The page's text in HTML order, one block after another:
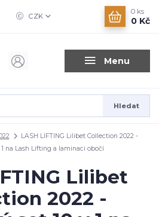
Menu
CZK
Hledat
0 ks
0 Kč
LASH LIFTING Lilibet Collection 2022 -
1 na Lash Lifting a laminaci obočí
Lilibet
2022 -